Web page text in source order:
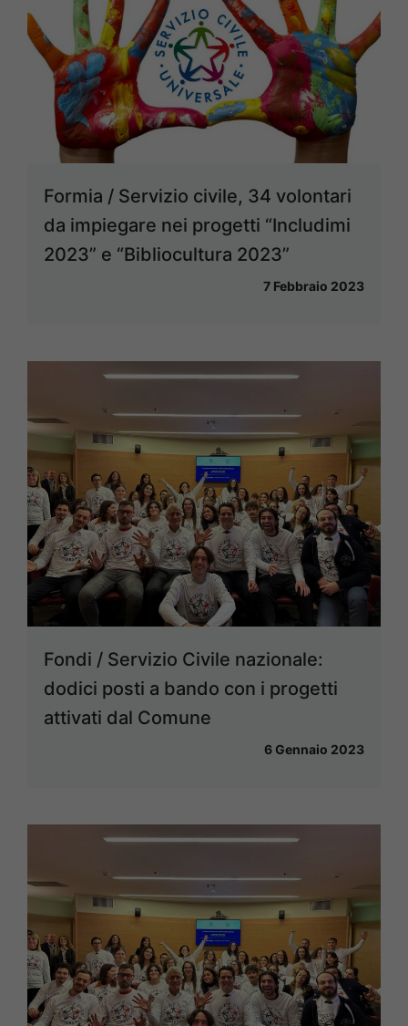
Formia / Servizio civile, 34 volontari
da impiegare nei progetti “Includimi
2023” e “Bibliocultura 2023”
7 Febbraio 2023
Fondi / Servizio Civile nazionale:
dodici posti a bando con i progetti
attivati dal Comune
6 Gennaio 2023